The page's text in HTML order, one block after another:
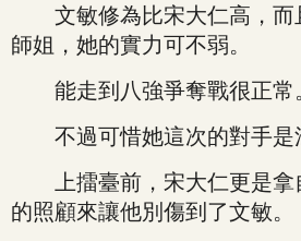
文敏修為比宋大仁高，而
師姐，她的實力可不弱。
能走到八強爭奪戰很正常
不過可惜她這次的對手是
上擂臺前，宋大仁更是拿
的照顧來讓他別傷到了文敏。